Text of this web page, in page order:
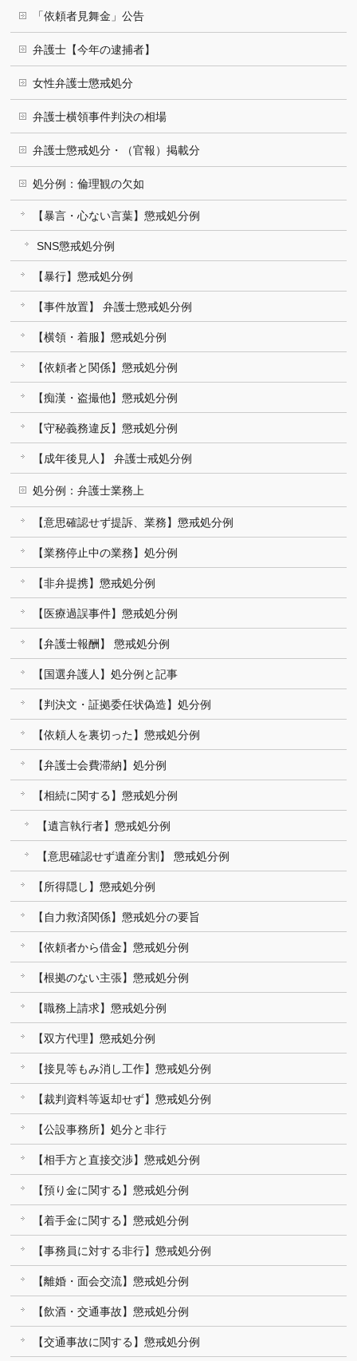
「依頼者見舞金」公告
弁護士【今年の逮捕者】
女性弁護士懲戒処分
弁護士横領事件判決の相場
弁護士懲戒処分・（官報）掲載分
処分例：倫理観の欠如
【暴言・心ない言葉】懲戒処分例
SNS懲戒処分例
【暴行】懲戒処分例
【事件放置】 弁護士懲戒処分例
【横領・着服】懲戒処分例
【依頼者と関係】懲戒処分例
【痴漢・盗撮他】懲戒処分例
【守秘義務違反】懲戒処分例
【成年後見人】 弁護士戒処分例
処分例：弁護士業務上
【意思確認せず提訴、業務】懲戒処分例
【業務停止中の業務】処分例
【非弁提携】懲戒処分例
【医療過誤事件】懲戒処分例
【弁護士報酬】 懲戒処分例
【国選弁護人】処分例と記事
【判決文・証拠委任状偽造】処分例
【依頼人を裏切った】懲戒処分例
【弁護士会費滞納】処分例
【相続に関する】懲戒処分例
【遺言執行者】懲戒処分例
【意思確認せず遺産分割】 懲戒処分例
【所得隠し】懲戒処分例
【自力救済関係】懲戒処分の要旨
【依頼者から借金】懲戒処分例
【根拠のない主張】懲戒処分例
【職務上請求】懲戒処分例
【双方代理】懲戒処分例
【接見等もみ消し工作】懲戒処分例
【裁判資料等返却せず】懲戒処分例
【公設事務所】処分と非行
【相手方と直接交渉】懲戒処分例
【預り金に関する】懲戒処分例
【着手金に関する】懲戒処分例
【事務員に対する非行】懲戒処分例
【離婚・面会交流】懲戒処分例
【飲酒・交通事故】懲戒処分例
【交通事故に関する】懲戒処分例